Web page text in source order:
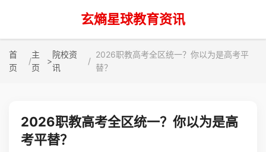
玄熵星球教育资讯
首
页
主
页
>
院校资
讯
2026职教高考全区统一？你以为是高考平
替？
2026职教高考全区统一？你以为是高
考平替？